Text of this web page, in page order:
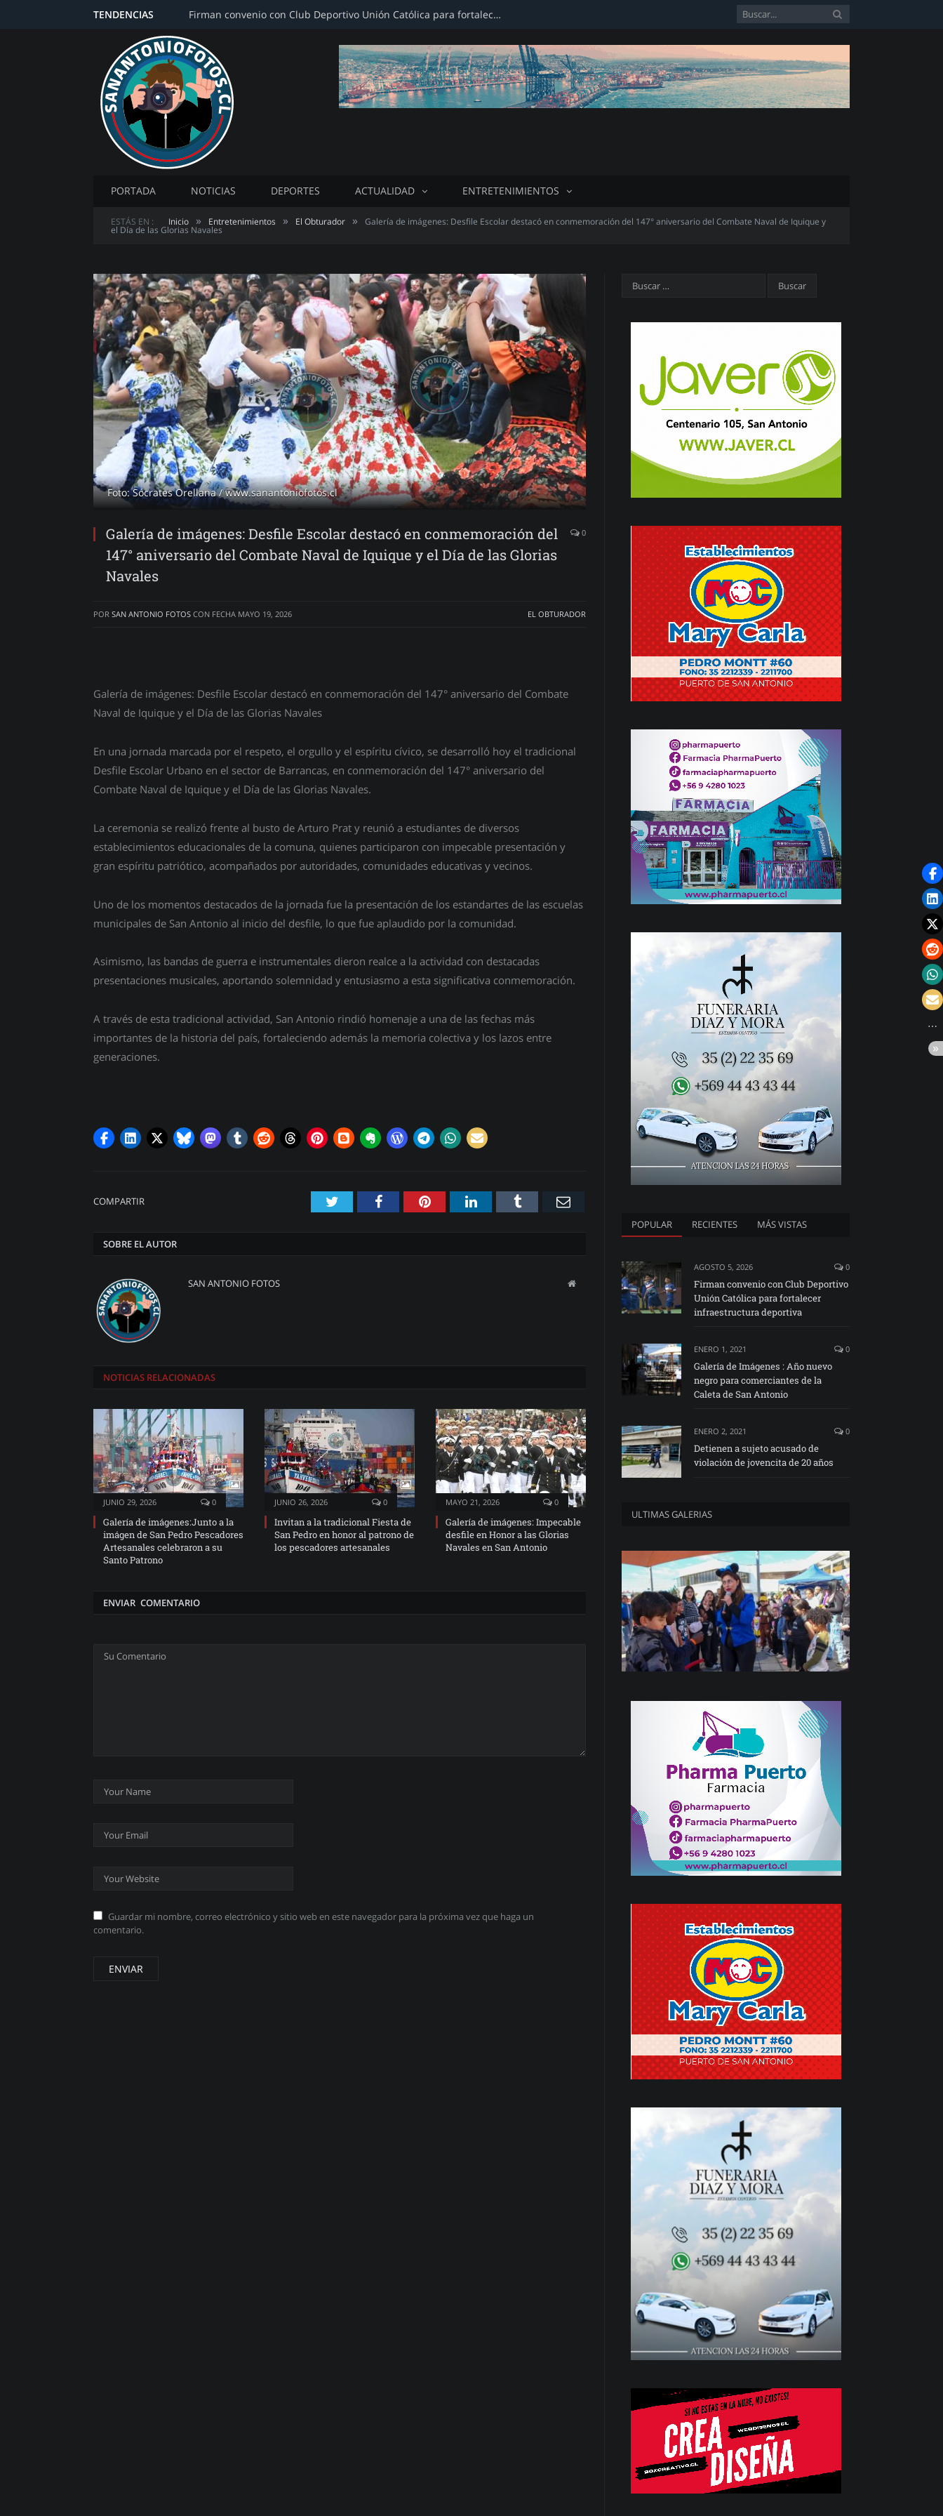
TENDENCIAS Firman convenio con Club Deportivo Unión Católica para fortalecer infraestructura deportiva
PORTADA NOTICIAS DEPORTES ACTUALIDAD ENTRETENIMIENTOS
ESTÁS EN : Inicio » Entretenimientos » El Obturador » Galería de imágenes: Desfile Escolar destacó en conmemoración del 147° aniversario del Combate Naval de Iquique y
el Día de las Glorias Navales
Foto: Sócrates Orellana / www.sanantoniofotos.cl
Galería de imágenes: Desfile Escolar destacó en conmemoración del
147° aniversario del Combate Naval de Iquique y el Día de las Glorias
Navales
0
POR SAN ANTONIO FOTOS CON FECHA MAYO 19, 2026 EL OBTURADOR
Galería de imágenes: Desfile Escolar destacó en conmemoración del 147° aniversario del Combate
Naval de Iquique y el Día de las Glorias Navales
En una jornada marcada por el respeto, el orgullo y el espíritu cívico, se desarrolló hoy el tradicional
Desfile Escolar Urbano en el sector de Barrancas, en conmemoración del 147° aniversario del
Combate Naval de Iquique y el Día de las Glorias Navales.
La ceremonia se realizó frente al busto de Arturo Prat y reunió a estudiantes de diversos
establecimientos educacionales de la comuna, quienes participaron con impecable presentación y
gran espíritu patriótico, acompañados por autoridades, comunidades educativas y vecinos.
Uno de los momentos destacados de la jornada fue la presentación de los estandartes de las escuelas
municipales de San Antonio al inicio del desfile, lo que fue aplaudido por la comunidad.
Asimismo, las bandas de guerra e instrumentales dieron realce a la actividad con destacadas
presentaciones musicales, aportando solemnidad y entusiasmo a esta significativa conmemoración.
A través de esta tradicional actividad, San Antonio rindió homenaje a una de las fechas más
importantes de la historia del país, fortaleciendo además la memoria colectiva y los lazos entre
generaciones.
COMPARTIR Twitter FacebookPinterestLinkedInTumblr Email
SOBRE EL AUTOR
SAN ANTONIO FOTOS Website
NOTICIAS RELACIONADAS
JUNIO 29, 2026 0
Galería de imágenes:Junto a la
imágen de San Pedro Pescadores
Artesanales celebraron a su
Santo Patrono
JUNIO 26, 2026 0
Invitan a la tradicional Fiesta de
San Pedro en honor al patrono de
los pescadores artesanales
MAYO 21, 2026 0
Galería de imágenes: Impecable
desfile en Honor a las Glorias
Navales en San Antonio
ENVIAR COMENTARIO
Guardar mi nombre, correo electrónico y sitio web en este navegador para la próxima vez que haga un
comentario.
POPULAR RECIENTES MÁS VISTAS
AGOSTO 5, 2026 0
Firman convenio con Club Deportivo
Unión Católica para fortalecer
infraestructura deportiva
ENERO 1, 2021 0
Galería de Imágenes : Año nuevo
negro para comerciantes de la
Caleta de San Antonio
ENERO 2, 2021 0
Detienen a sujeto acusado de
violación de jovencita de 20 años
ULTIMAS GALERIAS